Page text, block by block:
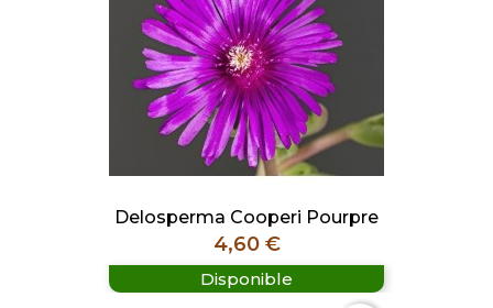
Delosperma Cooperi Pourpre
Prix
4,60 €
Disponible